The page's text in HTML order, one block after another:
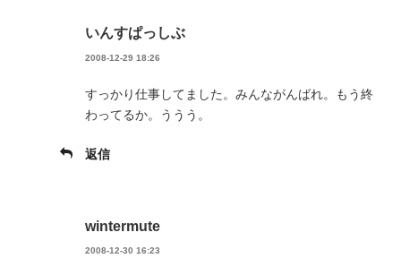
いんすぱっしぶ
2008-12-29 18:26
すっかり仕事してました。みんながんばれ。もう終
わってるか。ううう。
返信
wintermute
2008-12-30 16:23